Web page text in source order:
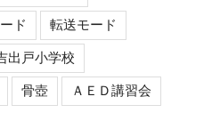
ド 転送モード
出戸小学校
骨壺 ＡＥＤ講習会